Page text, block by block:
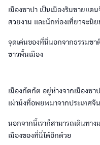
เมืองซาปา เป็นเมืองริมชายแ
สวยงาม และนักท่องเที่ยวจะนิ
จุดเด่นของที่นี่นอกจากธรรมช
ชาวพื้นเมือง
เมืองกัตกัต อยู่ห่างจากเมืองซา
เผ่าม้งที่อพยพมาจากประเทศจีน
นอกจากนี้เราก็สามารถเดินทา
เมืองของที่นี่ได้อีกด้วย